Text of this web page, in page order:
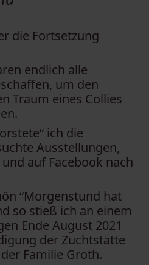
die Fortsetzung
endlich alle
um den
Traum eines Collies
ich die
Ausstellungen,
auf Facebook nach
“Morgenstund hat
so stieß ich an einem
Ende August 2021
der Zuchtstätte
Familie Groth.